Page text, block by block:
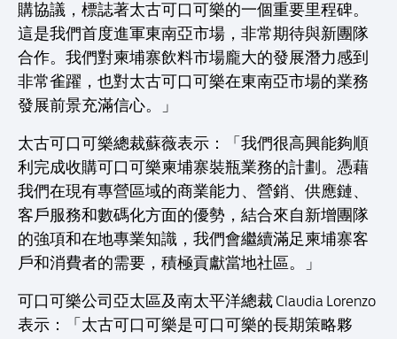
購協議，標誌著太古可口可樂的一個重要里程碑。
這是我們首度進軍東南亞市場，非常期待與新團隊
合作。我們對柬埔寨飲料市場龐大的發展潛力感到
非常雀躍，也對太古可口可樂在東南亞市場的業務
發展前景充滿信心。」
太古可口可樂總裁蘇薇表示：「我們很高興能夠順
利完成收購可口可樂柬埔寨裝瓶業務的計劃。憑藉
我們在現有專營區域的商業能力、營銷、供應鏈、
客戶服務和數碼化方面的優勢，結合來自新增團隊
的強項和在地專業知識，我們會繼續滿足柬埔寨客
戶和消費者的需要，積極貢獻當地社區。」
可口可樂公司亞太區及南太平洋總裁 Claudia Lorenzo
表示：「太古可口可樂是可口可樂的長期策略夥